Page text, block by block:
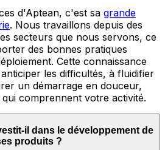
d'Aptean, c'est sa grande
. Nous travaillons depuis des
secteurs que nous servons, ce
des bonnes pratiques
Cette connaissance
les difficultés, à fluidifier
un démarrage en douceur,
comprennent votre activité.
il dans le développement de
produits ?